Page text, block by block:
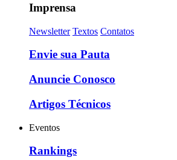
Imprensa
Newsletter Textos Contatos
Envie sua Pauta
Anuncie Conosco
Artigos Técnicos
Eventos
Rankings